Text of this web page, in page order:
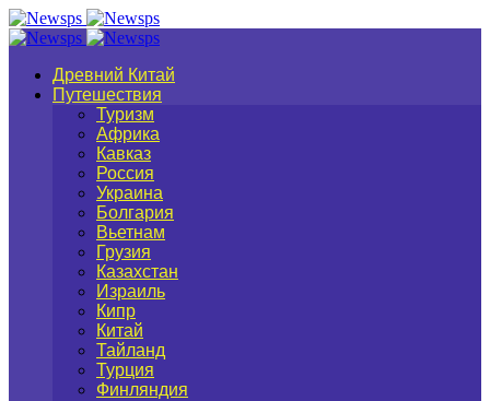
Древний Китай
Путешествия
Туризм
Африка
Кавказ
Россия
Украина
Болгария
Вьетнам
Грузия
Казахстан
Израиль
Кипр
Китай
Тайланд
Турция
Финляндия